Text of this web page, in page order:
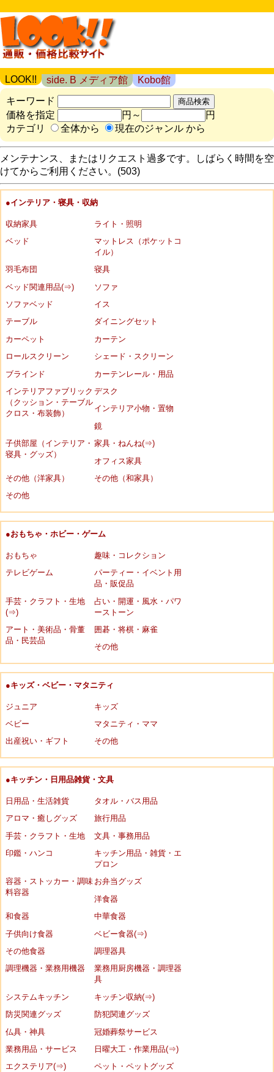
LOOK!! side. B メディア館
Kobo館
キーワード
価格を指定
円～
円
カテゴリ
全体から 現在のジャンル から
メンテナンス、またはリクエスト過多です。しばらく時間を空
けてからご利用ください。(503)
●インテリア・寝具・収納
収納家具
ライト・照明
ベッド
マットレス（ポケットコ
イル）
羽毛布団
寝具
ベッド関連用品(⇒)
ソファ
ソファベッド
イス
テーブル
ダイニングセット
カーペット
カーテン
ロールスクリーン
シェード・スクリーン
ブラインド
カーテンレール・用品
インテリアファブリック
（クッション・テーブル
クロス・布装飾）
デスク
インテリア小物・置物
鏡
子供部屋（インテリア・
寝具・グッズ）
家具・ねんね(⇒)
オフィス家具
その他（洋家具）
その他（和家具）
その他
●おもちゃ・ホビー・ゲーム
おもちゃ
趣味・コレクション
テレビゲーム
パーティー・イベント用
品・販促品
手芸・クラフト・生地
(⇒)
占い・開運・風水・パワ
ーストーン
アート・美術品・骨董
品・民芸品
囲碁・将棋・麻雀
その他
●キッズ・ベビー・マタニティ
ジュニア
キッズ
ベビー
マタニティ・ママ
出産祝い・ギフト
その他
●キッチン・日用品雑貨・文具
日用品・生活雑貨
タオル・バス用品
アロマ・癒しグッズ
旅行用品
手芸・クラフト・生地
文具・事務用品
印鑑・ハンコ
キッチン用品・雑貨・エ
プロン
容器・ストッカー・調味
料容器
お弁当グッズ
洋食器
和食器
中華食器
子供向け食器
ベビー食器(⇒)
その他食器
調理器具
調理機器・業務用機器
業務用厨房機器・調理器
具
システムキッチン
キッチン収納(⇒)
防災関連グッズ
防犯関連グッズ
仏具・神具
冠婚葬祭サービス
業務用品・サービス
日曜大工・作業用品(⇒)
エクステリア(⇒)
ペット・ペットグッズ